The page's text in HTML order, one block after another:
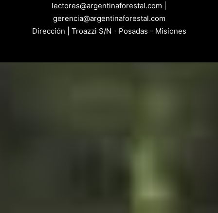
lectores@argentinaforestal.com |
gerencia@argentinaforestal.com
Dirección | Troazzi S/N - Posadas - Misiones